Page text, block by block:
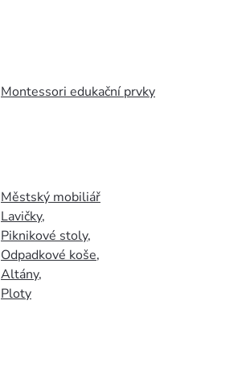
Montessori edukační prvky
Městský mobiliář
Lavičky,
Piknikové stoly,
Odpadkové koše,
Altány,
Ploty